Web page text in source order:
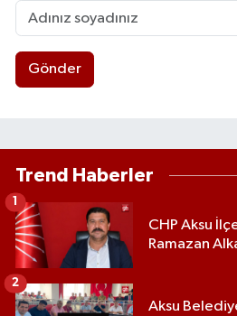
Gönder
Trend Haberler
CHP Aksu
Ramazan
1
Aksu
2